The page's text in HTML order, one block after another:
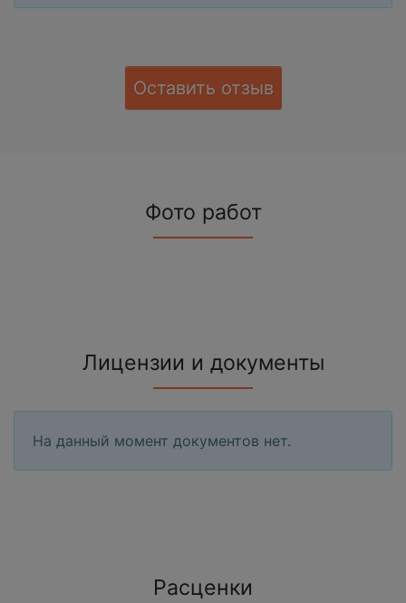
Оставить отзыв
Фото работ
Лицензии и документы
На данный момент документов нет.
Расценки